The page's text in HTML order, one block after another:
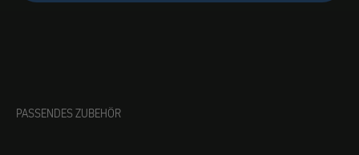
PASSENDES ZUBEHÖR